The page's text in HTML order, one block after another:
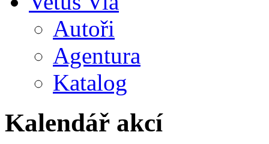
Autoři
Agentura
Katalog
Kalendář akcí